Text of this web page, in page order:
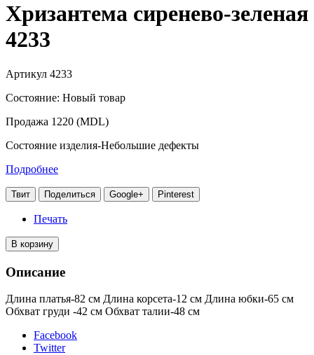
Хризантема сиренево-зеленая
4233
Артикул 4233
Состояние: Новый товар
Продажа 1220 (MDL)
Состояние изделия-Небольшие дефекты
Подробнее
Твит Поделиться Google+ Pinterest
Печать
В корзину
Описание
Длина платья-82 см Длина корсета-12 см Длина юбки-65 см
Обхват груди -42 см Обхват талии-48 см
Facebook
Twitter